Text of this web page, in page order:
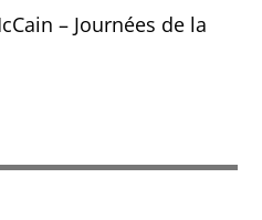
– Journées de la